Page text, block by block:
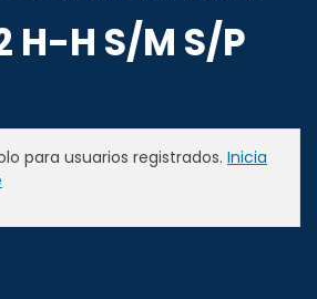
H-H S/M S/P
para usuarios registrados. Inicia